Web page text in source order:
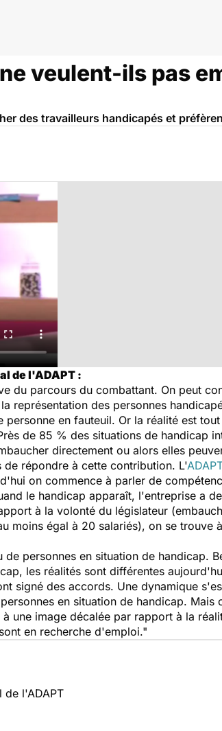
veulent-ils pas
des travailleurs handicapés et
de l'ADAPT :
du parcours du combattant. On peut
représentation des personnes
en fauteuil. Or la réalité est
de 85 % des situations de handicap
directement ou alors elles
de répondre à cette contribution. L'
on commence à parler de
le handicap apparaît, l'entreprise a
à la volonté du législateur
moins égal à 20 salariés), on se trouve
personnes en situation de handicap.
les réalités sont différentes
signé des accords. Une dynamique
en situation de handicap. Mais
une image décalée par rapport à la
en recherche d'emploi."
de l'ADAPT